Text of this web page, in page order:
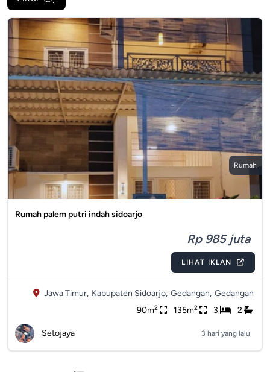
Rumah
Rumah palem putri indah sidoarjo
Rp 985 juta
LIHAT IKLAN
Jawa Timur, Kabupaten Sidoarjo, Gedangan, Gedangan
90m2 135m2 3 2
Setojaya 3 hari yang lalu